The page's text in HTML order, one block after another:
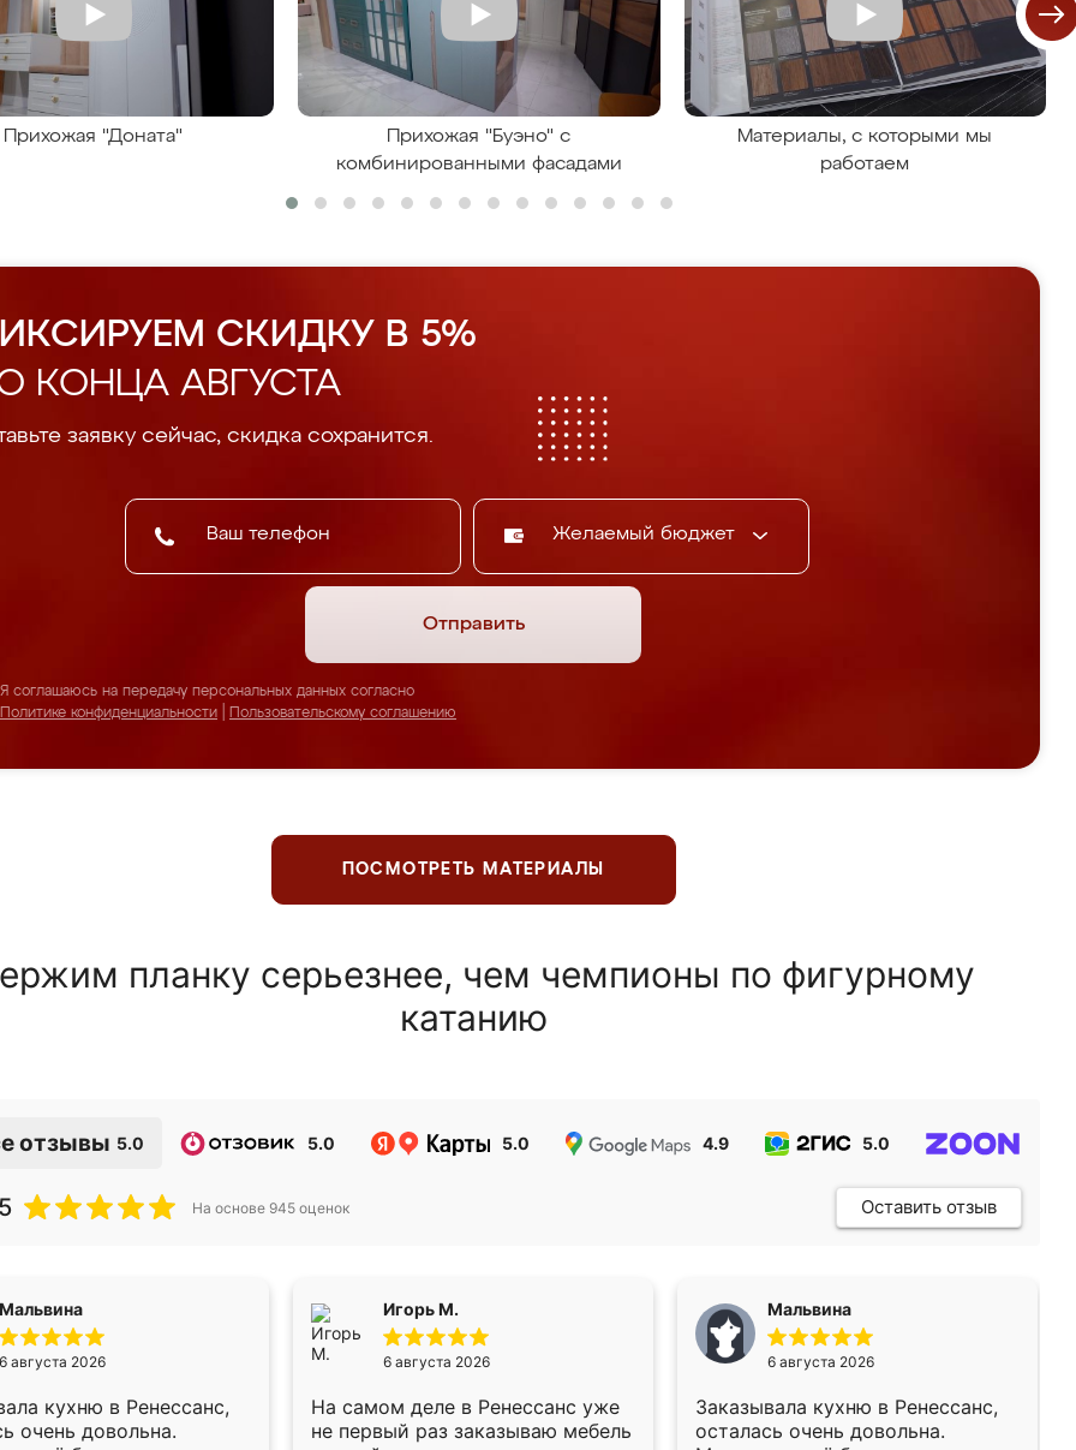
Прихожая "Доната"
Прихожая "Буэно" с
комбинированными фасадами
Материалы, с которыми мы
работаем
СКИДКУ В 5%
КОНЦА АВГУСТА
заявку сейчас, скидка сохранится.
Желаемый бюджет
Отправить
Я соглашаюсь на передачу персональных данных согласно
Политике конфиденциальности
Пользовательскому соглашению
ПОСМОТРЕТЬ МАТЕРИАЛЫ
планку серьезнее, чем чемпионы по фигурному
катанию
отзывы 5.0 5.0 5.0 4.9 5.0
На основе 945 оценок Оставить отзыв
Мальвина
6 августа 2026
кухню в Ренессанс,
очень довольна.
Игорь М.
6 августа 2026
На самом деле в Ренессанс уже
не первый раз заказываю мебель
Мальвина
6 августа 2026
Заказывала кухню в Ренессанс,
осталась очень довольна.